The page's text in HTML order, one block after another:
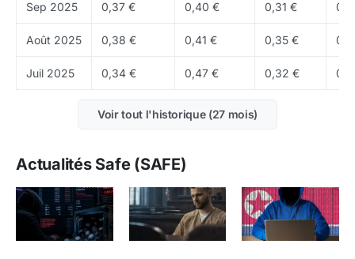
Où acheter du SAFE ?
SAFE est disponible sur Binance ,OKX
, Bybit, KuCoin
Sep 2025 0,37 € 0,40 € 0,31 €
Août 2025 0,38 € 0,41 € 0,35 €
Juil 2025 0,34 € 0,47 € 0,32 €
Voir tout l'historique (27 mois)
Actualités Safe (SAFE)